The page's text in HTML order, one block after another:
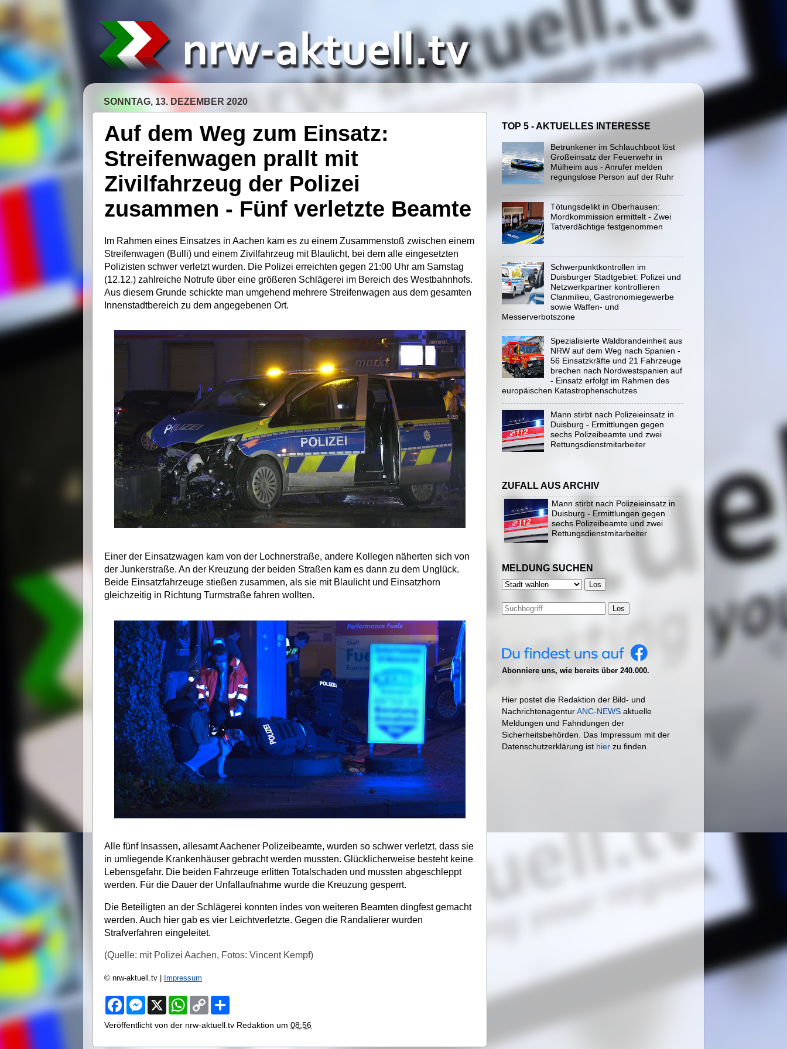
SONNTAG, 13. DEZEMBER 2020
Auf dem Weg zum Einsatz:
Streifenwagen prallt mit
Zivilfahrzeug der Polizei
zusammen - Fünf verletzte Beamte
Im Rahmen eines Einsatzes in Aachen kam es zu einem Zusammenstoß zwischen einem
Streifenwagen (Bulli) und einem Zivilfahrzeug mit Blaulicht, bei dem alle eingesetzten
Polizisten schwer verletzt wurden. Die Polizei erreichten gegen 21:00 Uhr am Samstag
(12.12.) zahlreiche Notrufe über eine größeren Schlägerei im Bereich des Westbahnhofs.
Aus diesem Grunde schickte man umgehend mehrere Streifenwagen aus dem gesamten
Innenstadtbereich zu dem angegebenen Ort.
Einer der Einsatzwagen kam von der Lochnerstraße, andere Kollegen näherten sich von
der Junkerstraße. An der Kreuzung der beiden Straßen kam es dann zu dem Unglück.
Beide Einsatzfahrzeuge stießen zusammen, als sie mit Blaulicht und Einsatzhorn
gleichzeitig in Richtung Turmstraße fahren wollten.
Alle fünf Insassen, allesamt Aachener Polizeibeamte, wurden so schwer verletzt, dass sie
in umliegende Krankenhäuser gebracht werden mussten. Glücklicherweise besteht keine
Lebensgefahr. Die beiden Fahrzeuge erlitten Totalschaden und mussten abgeschleppt
werden. Für die Dauer der Unfallaufnahme wurde die Kreuzung gesperrt.
Die Beteiligten an der Schlägerei konnten indes von weiteren Beamten dingfest gemacht
werden. Auch hier gab es vier Leichtverletzte. Gegen die Randalierer wurden
Strafverfahren eingeleitet.
(Quelle: mit Polizei Aachen, Fotos: Vincent Kempf)
© nrw-aktuell.tv | Impressum
F
e
M
s
X
W
t
C
y
r
Veröffentlicht von der nrw-aktuell.tv Redaktion um 08:56
TOP 5 - AKTUELLES INTERESSE
Betrunkener im Schlauchboot löst
Großeinsatz der Feuerwehr in
Mülheim aus - Anrufer melden
regungslose Person auf der Ruhr
Tötungsdelikt in Oberhausen:
Mordkommission ermittelt - Zwei
Tatverdächtige festgenommen
Schwerpunktkontrollen im
Duisburger Stadtgebiet: Polizei und
Netzwerkpartner kontrollieren
Clanmilieu, Gastronomiegewerbe
sowie Waffen- und
Messerverbotszone
Spezialisierte Waldbrandeinheit aus
NRW auf dem Weg nach Spanien -
56 Einsatzkräfte und 21 Fahrzeuge
brechen nach Nordwestspanien auf
- Einsatz erfolgt im Rahmen des
europäischen Katastrophenschutzes
Mann stirbt nach Polizeieinsatz in
Duisburg - Ermittlungen gegen
sechs Polizeibeamte und zwei
Rettungsdienstmitarbeiter
ZUFALL AUS ARCHIV
Mann stirbt nach Polizeieinsatz in
Duisburg - Ermittlungen gegen
sechs Polizeibeamte und zwei
Rettungsdienstmitarbeiter
MELDUNG SUCHEN
Los
Abonniere uns, wie bereits über 240.000.
Hier postet die Redaktion der Bild- und
NachrichtenagenturANC-NEWS aktuelle
Meldungen und Fahndungen der
Sicherheitsbehörden. Das Impressum mit der
Datenschutzerklärung ist hier zu finden.